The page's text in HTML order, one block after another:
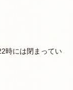
時には閉まってい